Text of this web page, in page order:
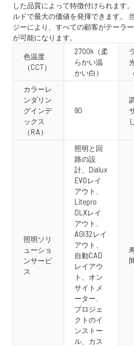
した品質によって特徴付けられます
ルドで最大の価値を発揮できます。
ジーにより、すべての顧客がテーラ
が可能になります。
色温度
（CCT）
2700k（柔
らかい温
かい白）
カラーレ
ンダリン
グインデ
ックス
（RA）
90
照明ソリ
ューショ
ンサービ
ス
照明と回
路の設
計、Dialux
EVOレイ
アウト、
Litepro
DLXレイ
アウト、
AGI32レイ
アウト、
自動CAD
レイアウ
ト、オン
サイトメ
ーター、
プロジェ
クトのイ
ンストー
ル、カス